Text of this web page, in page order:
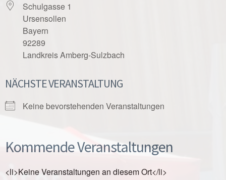
Schulgasse 1
Ursensollen
Bayern
92289
Landkreis Amberg-Sulzbach
NÄCHSTE VERANSTALTUNG
Keine bevorstehenden Veranstaltungen
Kommende Veranstaltungen
<li>Keine Veranstaltungen an diesem Ort</li>